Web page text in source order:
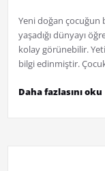
Yeni doğan çocuğun
yaşadığı dünyayı
kolay görünebilir.
bilgi edinmiştir.
Daha fazlasını oku